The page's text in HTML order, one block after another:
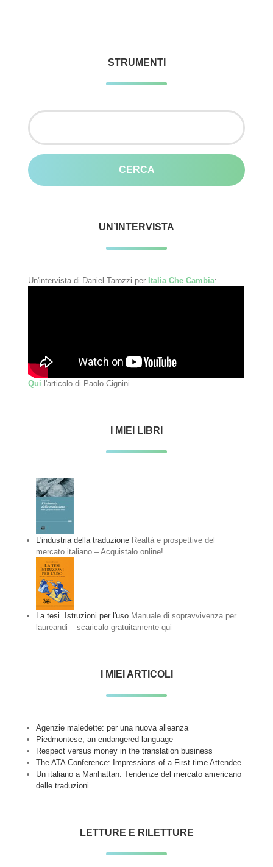
STRUMENTI
Ricerca
UN’INTERVISTA
Un'intervista di Daniel Tarozzi per Italia Che Cambia:
Qui l'articolo di Paolo Cignini.
I MIEI LIBRI
L'industria della traduzione Realtà e prospettive del
mercato italiano – Acquistalo online!
La tesi. Istruzioni per l'uso Manuale di sopravvivenza per
laureandi – scaricalo gratuitamente qui
I MIEI ARTICOLI
Agenzie maledette: per una nuova alleanza
Piedmontese, an endangered language
Respect versus money in the translation business
The ATA Conference: Impressions of a First-time Attendee
Un italiano a Manhattan. Tendenze del mercato americano
delle traduzioni
LETTURE E RILETTURE